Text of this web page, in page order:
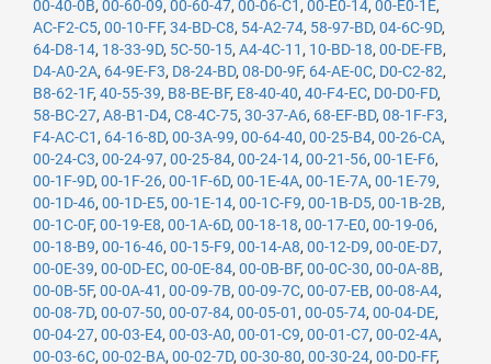
00-40-0B, 00-60-09, 00-60-47, 00-06-C1 , 00-E0-14, 00-E0-1E,
AC-F2-C5, 00-10-FF, 34-BD-C8, 54-A2-74, 58-97-BD, 04-6C-9D,
64-D8-14, 18-33-9D, 5C-50-15, A4-4C-11 , 10-BD-18, 00-DE-FB,
D4-A0-2A, 64-9E-F3, D8-24-BD, 08-D0-9F, 64-AE-0C, D0-C2-82,
B8-62-1F, 40-55-39, B8-BE-BF, E8-40-40, 40-F4-EC, D0-D0-FD,
58-BC-27, A8-B1-D4, C8-4C-75, 30-37-A6, 68-EF-BD, 08-1F-F3,
F4-AC-C1 , 64-16-8D, 00-3A-99, 00-64-40, 00-25-B4, 00-26-CA,
00-24-C3, 00-24-97, 00-25-84, 00-24-14, 00-21-56, 00-1E-F6,
00-1F-9D, 00-1F-26, 00-1F-6D, 00-1E-4A, 00-1E-7A, 00-1E-79,
00-1D-46, 00-1D-E5, 00-1E-14, 00-1C-F9, 00-1B-D5, 00-1B-2B,
00-1C-0F, 00-19-E8, 00-1A-6D, 00-18-18, 00-17-E0, 00-19-06,
00-18-B9, 00-16-46, 00-15-F9, 00-14-A8, 00-12-D9, 00-0E-D7,
00-0E-39, 00-0D-EC, 00-0E-84, 00-0B-BF, 00-0C-30, 00-0A-8B,
00-0B-5F, 00-0A-41 , 00-09-7B, 00-09-7C, 00-07-EB, 00-08-A4,
00-08-7D, 00-07-50, 00-07-84, 00-05-01 , 00-05-74, 00-04-DE,
00-04-27, 00-03-E4, 00-03-A0, 00-01-C9, 00-01-C7, 00-02-4A,
00-03-6C, 00-02-BA, 00-02-7D, 00-30-80, 00-30-24, 00-D0-FF,